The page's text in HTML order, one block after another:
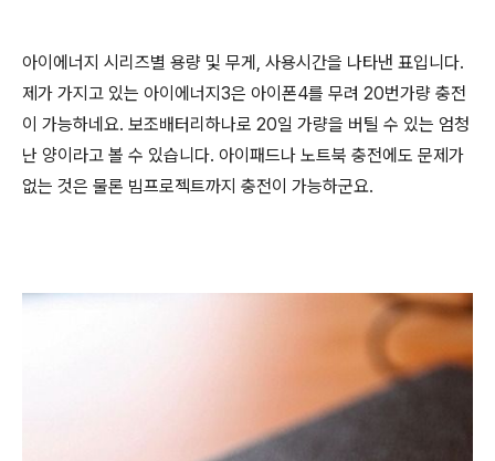
아이에너지 시리즈별 용량 및 무게, 사용시간을 나타낸 표입니다.
제가 가지고 있는 아이에너지3은 아이폰4를 무려 20번가량 충전
이 가능하네요. 보조배터리하나로 20일 가량을 버틸 수 있는 엄청
난 양이라고 볼 수 있습니다. 아이패드나 노트북 충전에도 문제가
없는 것은 물론 빔프로젝트까지 충전이 가능하군요.